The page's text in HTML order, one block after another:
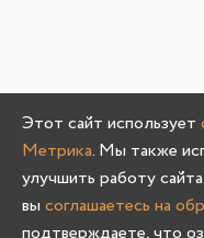
ООО «УЮТНО И
603107,
кт Гагарина, д. 178/1
Этот сайт использует
Метрика. Мы также
улучшить работу
вы соглашаетесь на